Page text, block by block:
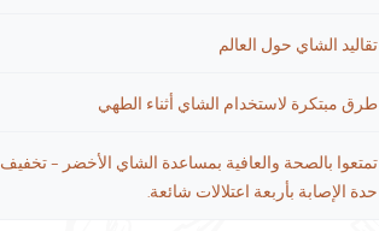
تقاليد الشاي حول العالم
طرق مبتكرة لاستخدام الشاي أثناء الطهي
تمتعوا بالصحة والعافية بمساعدة الشاي الأخضر – تخفيف
حدة الإصابة بأربعة اعتلالات شائعة.